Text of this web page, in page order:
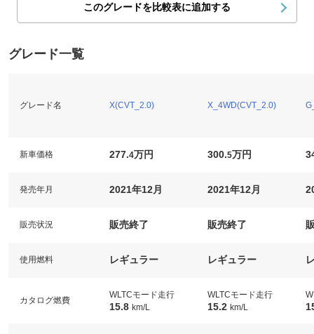
このグレードを比較表に追加する
グレード一覧
グレード名 X(CVT_2.0) X_4WD(CVT_2.0)
新車価格 277.4万円 300.5万円
発売年月 2021年12月 2021年12月
販売状況 販売終了 販売終了
使用燃料 レギュラー レギュラー
カタログ燃費
WLTCモード走行
15.8 km/L
WLTCモード走行
15.2 km/L